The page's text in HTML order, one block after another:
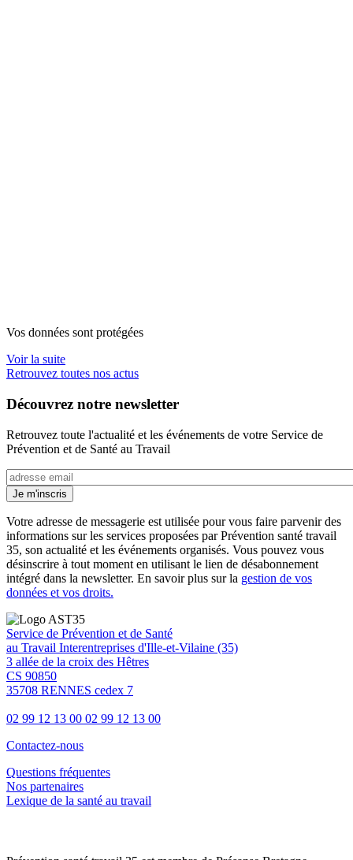
Vos données sont protégées
Voir la suite
Retrouvez toutes nos actus
Découvrez notre newsletter
Retrouvez toute l'actualité et les événements de votre Service de
Prévention et de Santé au Travail
Votre adresse de messagerie est utilisée pour vous faire parvenir des
informations sur les services proposées par Prévention santé travail
35, son actualité et les événements organisés. Vous pouvez vous
désinscrire à tout moment en utilisant le lien de désabonnement
intégré dans la newsletter. En savoir plus sur la gestion de vos
données et vos droits.
Service de Prévention et de Santé
au Travail Interentreprises d'Ille-et-Vilaine (35)
3 allée de la croix des Hêtres
CS 90850
35708 RENNES cedex 7
02 99 12 13 00 02 99 12 13 00
Contactez-nous
Questions fréquentes
Nos partenaires
Lexique de la santé au travail